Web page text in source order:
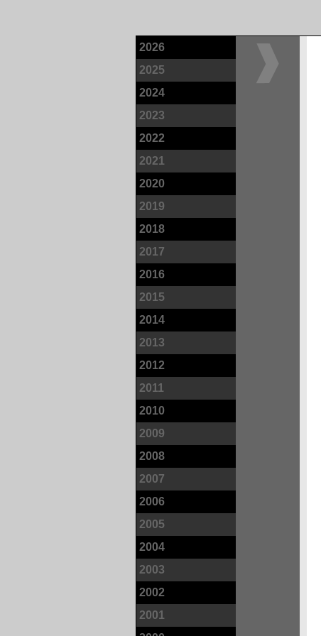
2026
2025
2024
2023
2022
2021
2020
2019
2018
2017
2016
2015
2014
2013
2012
2011
2010
2009
2008
2007
2006
2005
2004
2003
2002
2001